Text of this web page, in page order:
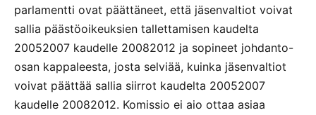
parlamentti ovat päättäneet, että jäsenvaltiot voivat
sallia päästöoikeuksien tallettamisen kaudelta
20052007 kaudelle 20082012 ja sopineet johdanto-
osan kappaleesta, josta selviää, kuinka jäsenvaltiot
voivat päättää sallia siirrot kaudelta 20052007
kaudelle 20082012. Komissio ei aio ottaa asiaa